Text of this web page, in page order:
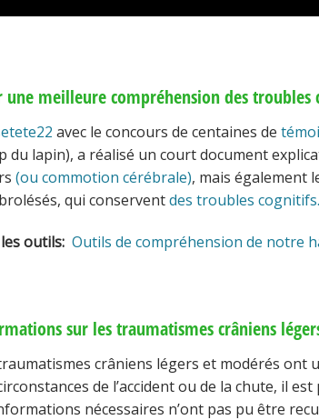
une meilleure compréhension des troubles
avec le concours de centaines de
du lapin), a réalisé un court document
(ou commotion cérébrale), mais également
qui conserventdes troubles cognitifs.
outils: Outils de compréhension de notre
sur les traumatismes crâniens
crâniens légers et modérés ont
de l’accident ou de la chute, il
nécessaires n’ont pas pu être